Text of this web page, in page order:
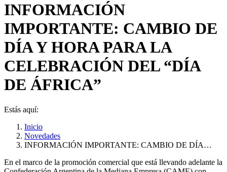
INFORMACIÓN
IMPORTANTE: CAMBIO DE
DÍA Y HORA PARA LA
CELEBRACIÓN DEL “DÍA
DE ÁFRICA”
Estás aquí:
Inicio
Novedades
INFORMACIÓN IMPORTANTE: CAMBIO DE DÍA…
En el marco de la promoción comercial que está llevando adelante la